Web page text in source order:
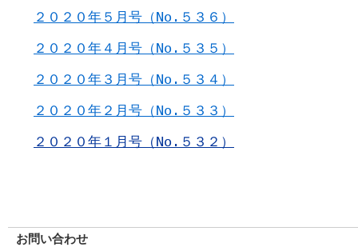
２０２０年５月号（No.５３６）
２０２０年４月号（No.５３５）
２０２０年３月号（No.５３４）
２０２０年２月 号（No.５３３）
２０２０年１月 号（No.５３２）
お問い合わせ